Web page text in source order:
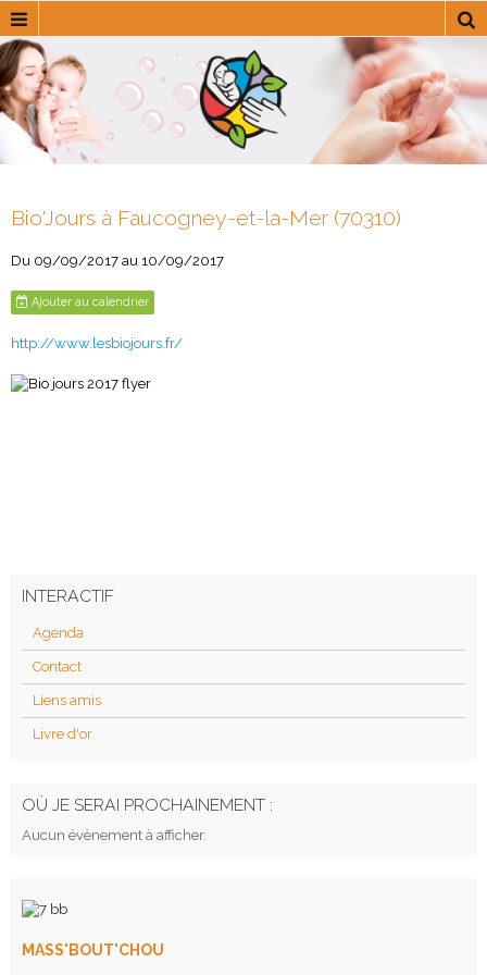
Bio'Jours à Faucogney-et-la-Mer (70310)
Du 09/09/2017 au 10/09/2017
Ajouter au calendrier
http://www.lesbiojours.fr/
INTERACTIF
Agenda
Contact
Liens amis
Livre d'or
OÙ JE SERAI PROCHAINEMENT :
Aucun évènement à afficher.
MASS'BOUT'CHOU